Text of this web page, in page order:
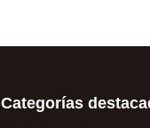
Categorías